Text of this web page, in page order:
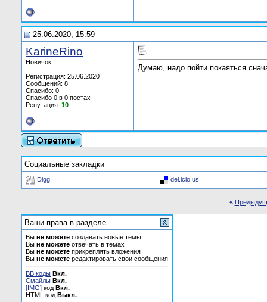
25.06.2020, 15:59
KarineRino
Новичок
Регистрация: 25.06.2020
Сообщений: 8
Спасибо: 0
Спасибо 0 в 0 постах
Репутация: 10
Думаю, надо пойти покаяться
Социальные закладки
Digg del.icio.us
«
Ваши права в разделе
Вы не можете создавать новые темы
Вы не можете отвечать в темах
Вы не можете прикреплять вложения
Вы не можете редактировать свои сообщения
BB коды Вкл.
Смайлы Вкл.
[IMG] код Вкл.
HTML код Выкл.